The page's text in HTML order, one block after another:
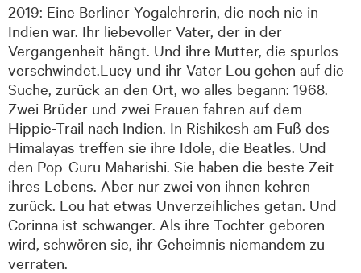
2019: Eine Berliner Yogalehrerin, die noch nie in
Indien war. Ihr liebevoller Vater, der in der
Vergangenheit hängt. Und ihre Mutter, die spurlos
verschwindet.Lucy und ihr Vater Lou gehen auf die
Suche, zurück an den Ort, wo alles begann: 1968.
Zwei Brüder und zwei Frauen fahren auf dem
Hippie-Trail nach Indien. In Rishikesh am Fuß des
Himalayas treffen sie ihre Idole, die Beatles. Und
den Pop-Guru Maharishi. Sie haben die beste Zeit
ihres Lebens. Aber nur zwei von ihnen kehren
zurück. Lou hat etwas Unverzeihliches getan. Und
Corinna ist schwanger. Als ihre Tochter geboren
wird, schwören sie, ihr Geheimnis niemandem zu
verraten.